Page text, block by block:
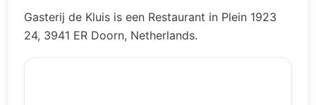
Gasterij de Kluis is een Restaurant in Plein 1923
24, 3941 ER Doorn, Netherlands.